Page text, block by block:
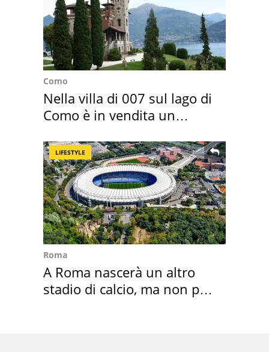
Como
Nella villa di 007 sul lago di
Como è in vendita un
LIFESTYLE
Roma
A Roma nascerà un altro
stadio di calcio, ma non per